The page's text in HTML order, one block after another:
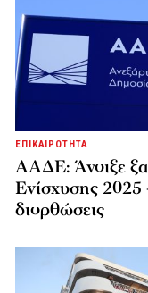
ΕΠΙΚΑΙΡΟΤΗΤΑ
ΑΑΔΕ: Άνοιξε
Ενίσχυσης 2025
διορθώσεις